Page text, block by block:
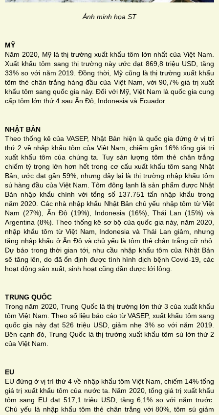
Ảnh minh họa ST
MỸ
Năm 2020, Mỹ là thị trường xuất khẩu tôm lớn nhất của Việt Nam.
Xuất khẩu tôm sang thị trường này ước đạt 869,8 triệu USD, tăng
33% so với năm 2019. Đồng thời, Mỹ cũng là thị trường xuất khẩu
tôm thẻ chân trắng hàng đầu của Việt Nam, với 90,7% giá trị xuất
khẩu tôm sang quốc gia này. Đối với Mỹ, Việt Nam là quốc gia cung
cấp tôm lớn thứ 4 sau Ấn Độ, Indonesia và Ecuador.
NHẬT BẢN
Theo thống kê của VASEP, Nhật Bản hiện là quốc gia đứng ở vị trí
thứ 2 về nhập khẩu tôm của Việt Nam, chiếm gần 16% tổng giá trị
xuất khẩu tôm của chúng ta. Tuy sản lượng tôm thẻ chân trắng
chiếm tỷ trọng lớn hơn hết trong cơ cấu xuất khẩu tôm sang Nhật
Bản, ước đạt gần 59%, nhưng đây lại là thị trường nhập khẩu tôm
sú hàng đầu của Việt Nam. Tôm đông lạnh là sản phẩm được Nhật
Bản nhập khẩu chính với tổng số 137.751 tấn nhập khẩu trong
năm 2020. Các nhà nhập khẩu Nhật Bản chủ yếu nhập tôm từ Việt
Nam (27%), Ấn Độ (19%), Indonesia (16%), Thái Lan (15%) và
Argentina (8%). Theo thống kê sơ bộ của quốc gia này, năm 2020,
nhập khẩu tôm từ Việt Nam, Indonesia và Thái Lan giảm, nhưng
tăng nhập khẩu ở Ấn Độ và chủ yếu là tôm thẻ chân trắng cỡ nhỏ.
Dự báo trong thời gian tới, nhu cầu nhập khẩu tôm của Nhật Bản
sẽ tăng lên, do đã ổn định được tình hình dịch bệnh Covid-19, các
hoạt động sản xuất, sinh hoạt cũng dần được lới lỏng.
TRUNG QUỐC
Trong năm 2020, Trung Quốc là thị trường lớn thứ 3 của xuất khẩu
tôm Việt Nam. Theo số liệu báo cáo từ VASEP, xuất khẩu tôm sang
quốc gia này đạt 526 triệu USD, giảm nhẹ 3% so với năm 2019.
Bên cạnh đó, Trung Quốc là thị trường xuất khẩu tôm sú lớn thứ 2
của Việt Nam.
EU
EU đứng ở vị trí thứ 4 về nhập khẩu tôm Việt Nam, chiếm 14% tổng
giá trị xuất khẩu tôm của nước ta. Năm 2020, tổng giá trị xuất khẩu
tôm sang EU đạt 517,1 triệu USD, tăng 6,1% so với năm trước.
Chủ yếu là nhập khẩu tôm thẻ chân trắng với 80%, tôm sú giảm